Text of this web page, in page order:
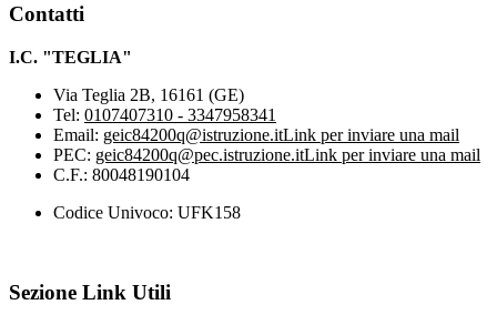
Contatti
I.C. "TEGLIA"
Via Teglia 2B, 16161 (GE)
Tel: 0107407310 - 3347958341
Email: geic84200q@istruzione.itLink per inviare una mail
PEC: geic84200q@pec.istruzione.itLink per inviare una mail
C.F.: 80048190104
Codice Univoco: UFK158
Sezione Link Utili